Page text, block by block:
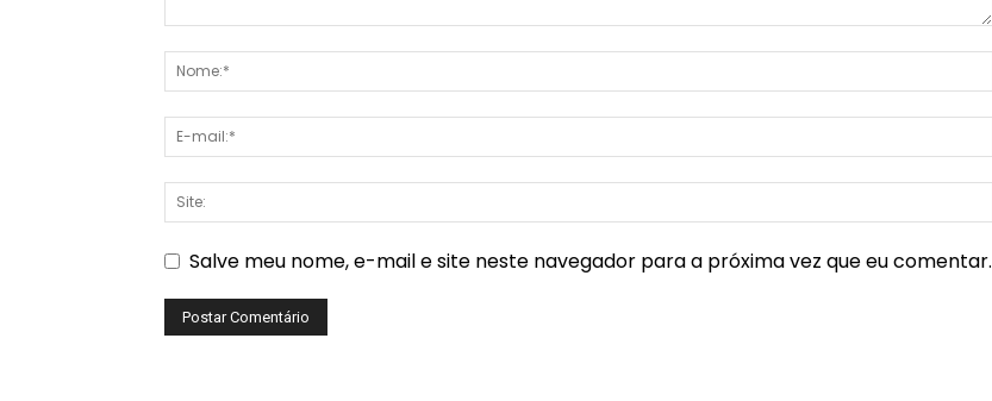
Salve meu nome, e-mail e site neste navegador para a próxima vez que eu comentar.